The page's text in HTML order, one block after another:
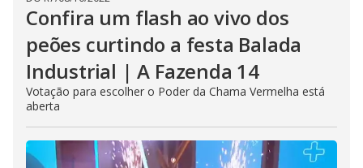
Confira um flash ao vivo dos
peões curtindo a festa Balada
Industrial | A Fazenda 14
Votação para escolher o Poder da Chama Vermelha está
aberta